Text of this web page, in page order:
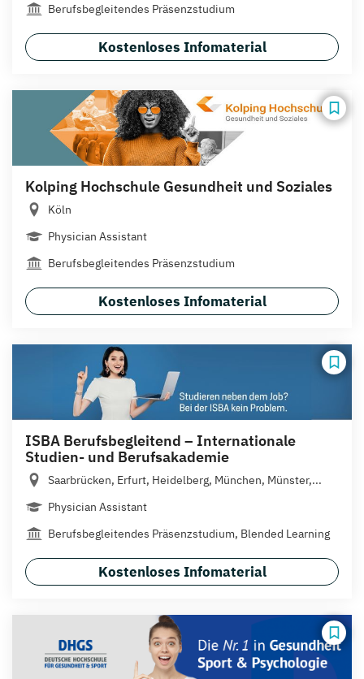
Berufsbegleitendes Präsenzstudium
Kostenloses Infomaterial
Kolping Hochschule Gesundheit und Soziales
Köln
Physician Assistant
Berufsbegleitendes Präsenzstudium
Kostenloses Infomaterial
ISBA Berufsbegleitend – Internationale
Studien- und Berufsakademie
Saarbrücken, Erfurt, Heidelberg, München, Münster,...
Physician Assistant
Berufsbegleitendes Präsenzstudium, Blended Learning
Kostenloses Infomaterial